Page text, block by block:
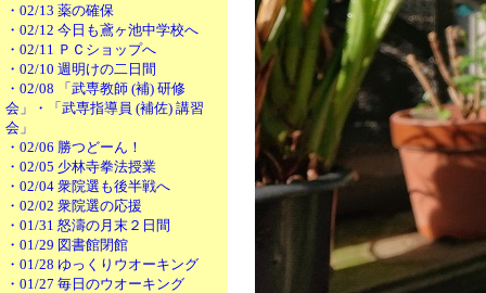
・02/13 薬の確保
・02/12 今日も鳶ヶ池中学校へ
・02/11 ＰＣショップへ
・02/10 週明けの二日間
・02/08 「武専教師 (補) 研修
会」・「武専指導員 (補佐) 講習
会」
・02/06 勝つどーん！
・02/05 少林寺拳法授業
・02/04 衆院選も後半戦へ
・02/02 衆院選の応援
・01/31 怒濤の月末２日間
・01/29 図書館閉館
・01/28 ゆっくりウオーキング
・01/27 毎日のウオーキング